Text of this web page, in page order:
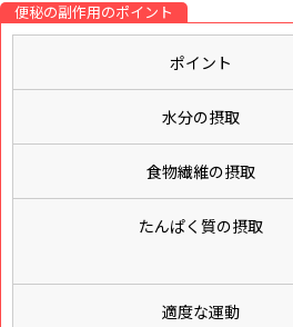
便秘の副作用のポイント
ポイント
水分の摂取
食物繊維の摂取
たんぱく質の摂取
適度な運動